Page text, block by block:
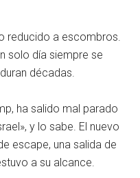
reducido a escombros.
solo día siempre se
décadas.
ha salido mal parado
y lo sabe. El nuevo
escape, una salida de
a su alcance.